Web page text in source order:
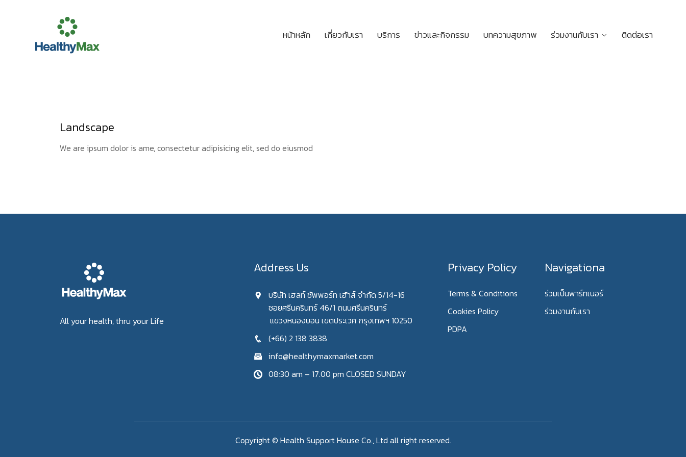
หน้าหลัก เกี่ยวกับเรา บริการ ข่าวและกิจกรรม บทความสุขภาพ ร่วมงานกับเรา ติดต่อเรา
Landscape
We are ipsum dolor is ame, consectetur adipisicing elit, sed do eiusmod
All your health, thru your Life
Address Us
บริษัท เฮลท์ ซัพพอร์ท เฮ้าส์ จำกัด 5/14-16
ซอยศรีนครินทร์ 46/1 ถนนศรีนครินทร์
แขวงหนองบอน เขตประเวศ กรุงเทพฯ 10250
(+66) 2 138 3838
info@healthymaxmarket.com
08:30 am – 17.00 pm CLOSED SUNDAY
Privacy Policy
Terms & Conditions
Cookies Policy
PDPA
Navigationa
ร่วมเป็นพาร์ทเนอร์
ร่วมงานกับเรา
Copyright © Health Support House Co., Ltd all right reserved.